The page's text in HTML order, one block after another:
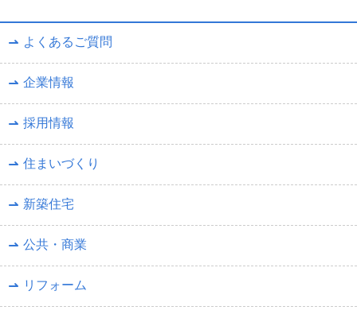
よくあるご質問
企業情報
採用情報
住まいづくり
新築住宅
公共・商業
リフォーム